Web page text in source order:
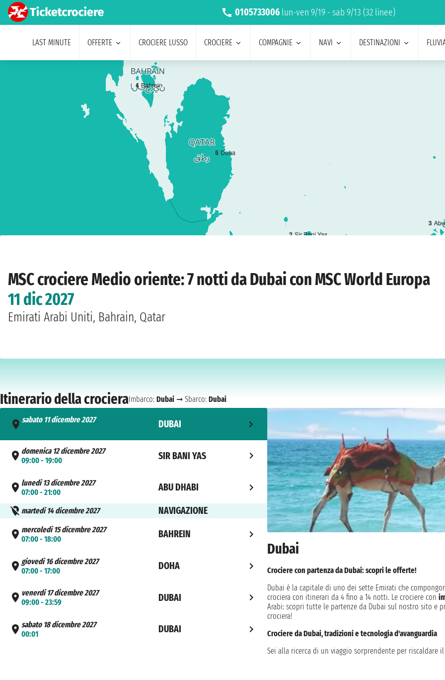
0105733006 lun-ven 9/19 - sab 9/13 (32 linee)
LAST MINUTE OFFERTE CROCIERE LUSSO CROCIERE COMPAGNIE NAVI DESTINAZIONI
2 Sir Bani Yas
3
4 Bahrein
5 Doha
MSC crociere Medio oriente: 7 notti da Dubai con MSC World Europa
11 dic 2027
Emirati Arabi Uniti, Bahrain, Qatar
Itinerario della crocieraImbarco: Dubai ➞ Sbarco: Dubai
sabato 11 dicembre 2027
DUBAI
domenica 12 dicembre 2027
09:00 - 19:00
SIR BANI YAS
lunedì 13 dicembre 2027
07:00 - 21:00
ABU DHABI
martedì 14 dicembre 2027 NAVIGAZIONE
mercoledì 15 dicembre 2027
07:00 - 18:00
BAHREIN
giovedì 16 dicembre 2027
07:00 - 17:00
DOHA
venerdì 17 dicembre 2027
09:00 - 23:59
DUBAI
sabato 18 dicembre 2027
00:01
DUBAI
Dubai
Crociere con partenza da Dubai: scopri le offerte!
Dubai è la capitale di uno dei sette Emirati che
crociera con itinerari da 4 fino a 14 notti. Le crociere con
Arabi: scopri tutte le partenze da Dubai sul nostro sito e
crociera!
Crociere da Dubai, tradizioni e tecnologia d'avanguardia
Sei alla ricerca di un viaggio sorprendente per riscaldare